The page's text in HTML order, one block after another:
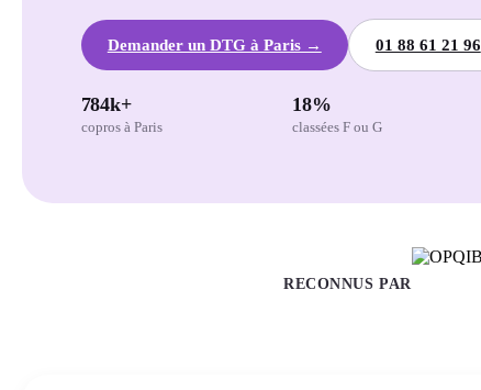
Demander un DTG à Paris → 01 88 61 21 96
784k+
copros à Paris
18%
classées F ou G
RECONNUS PAR